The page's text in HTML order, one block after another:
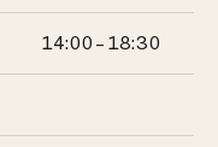
14:00 – 18:30